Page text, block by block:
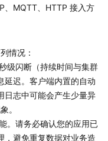
、MQTT、HTTP 接入方
情况：
级闪断（持续时间与集群
延迟。客户端内置的自动
日志中可能会产生少量异
。
。请务必确认您的应用已
，避免重复数据对业务造